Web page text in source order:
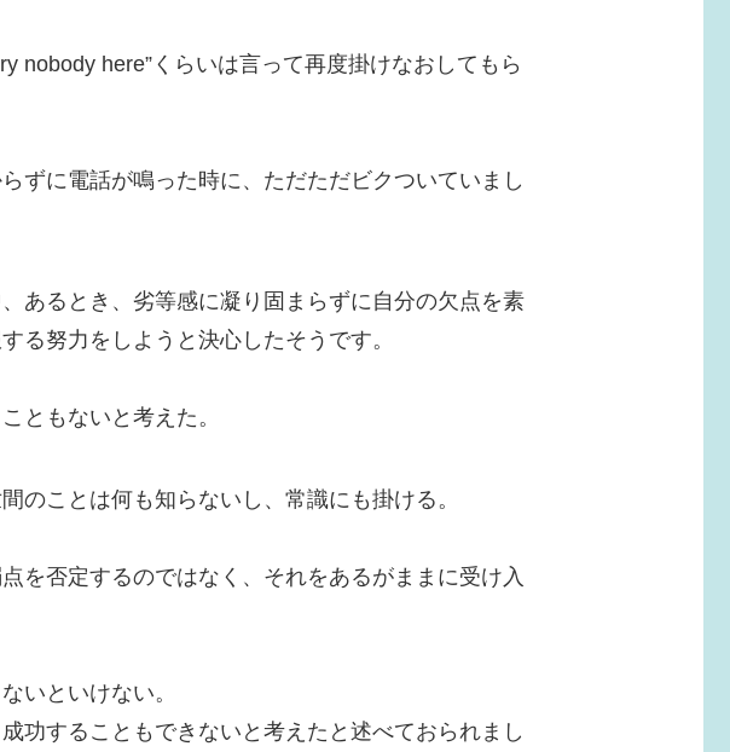
nobody here”くらいは言って再度掛けなおしてもら
ずに電話が鳴った時に、ただただビクついていまし
あるとき、劣等感に凝り固まらずに自分の欠点を素
る努力をしようと決心したそうです。
ともないと考えた。
のことは何も知らないし、常識にも掛ける。
を否定するのではなく、それをあるがままに受け入
いといけない。
功することもできないと考えたと述べておられまし